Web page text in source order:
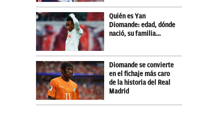
Quién es Yan
Diomande: edad, dónde
nació, su familia…
Diomande se convierte
en el fichaje más caro
de la historia del Real
Madrid